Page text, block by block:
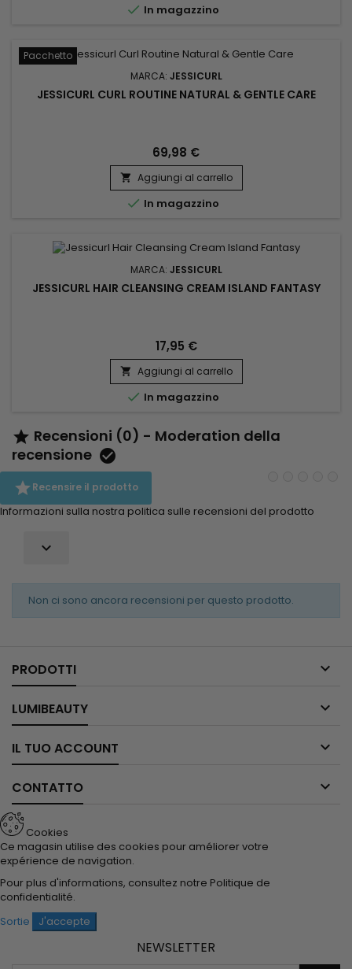
 In magazzino
Pacchetto
MARCA: JESSICURL
JESSICURL CURL ROUTINE NATURAL & GENTLE CARE
69,98 €
 Aggiungi al carrello
 In magazzino
MARCA: JESSICURL
JESSICURL HAIR CLEANSING CREAM ISLAND FANTASY
17,95 €
 Aggiungi al carrello
 In magazzino
 Recensioni (0) - Moderation della
recensione 
Recensire il prodotto
Informazioni sulla nostra politica sulle recensioni del prodotto

Non ci sono ancora recensioni per questo prodotto.
PRODOTTI 
LUMIBEAUTY 
IL TUO ACCOUNT 
CONTATTO 
Cookies
Ce magasin utilise des cookies pour améliorer votre
expérience de navigation.
Pour plus d'informations, consultez notre Politique de
confidentialité.
Sortie
J'accepte
NEWSLETTER